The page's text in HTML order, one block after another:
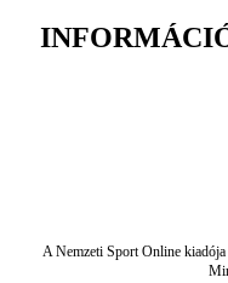
A Nemzeti Sport Online